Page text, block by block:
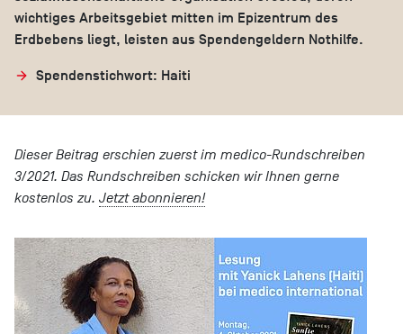
wichtiges Arbeitsgebiet mitten im Epizentrum des
Erdbebens liegt, leisten aus Spendengeldern Nothilfe.
Spendenstichwort: Haiti
Dieser Beitrag erschien zuerst im medico-Rundschreiben
3/2021. Das Rundschreiben schicken wir Ihnen gerne
kostenlos zu. Jetzt abonnieren!